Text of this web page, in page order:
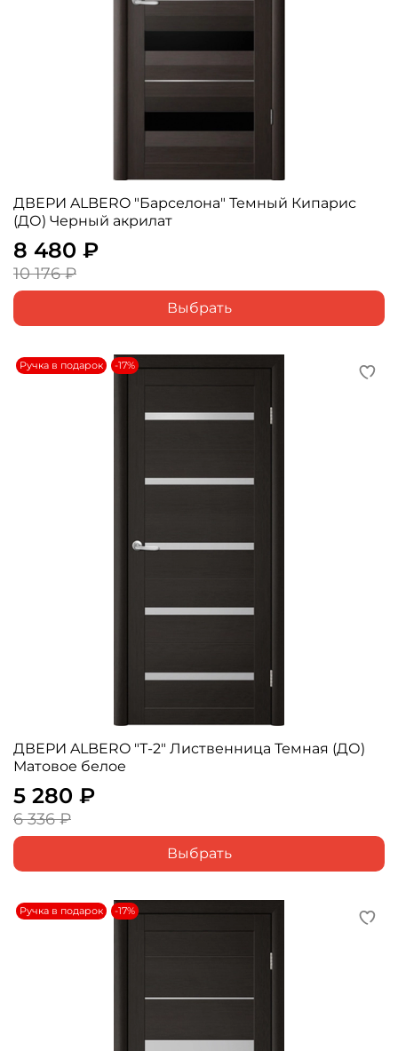
ДВЕРИ ALBERO "Барселона" Темный Кипарис
(ДО) Черный акрилат
8 480 ₽
10 176 ₽
Выбрать
Ручка в подарок -17%
ДВЕРИ ALBERO "Т-2" Лиственница Темная (ДО)
Матовое белое
5 280 ₽
6 336 ₽
Выбрать
Ручка в подарок -17%